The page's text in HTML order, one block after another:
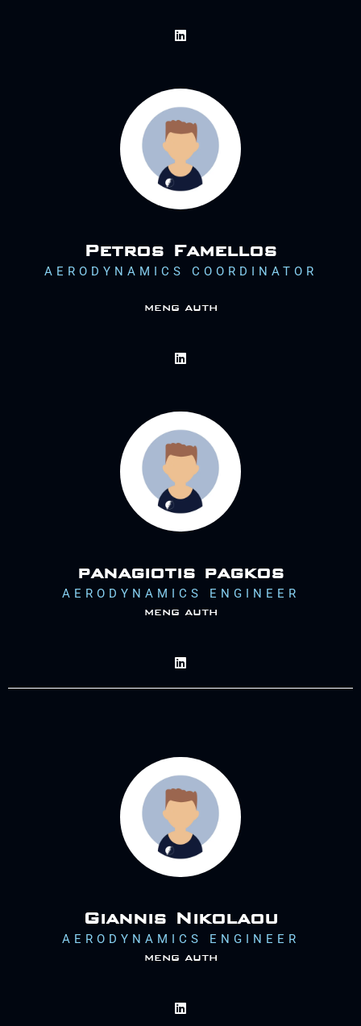
Petros Famellos
AERODYNAMICS COORDINATOR
meng auth
panagiotis pagkos
AERODYNAMICS ENGINEER
meng auth
Giannis Nikolaou
AERODYNAMICS ENGINEER
meng auth